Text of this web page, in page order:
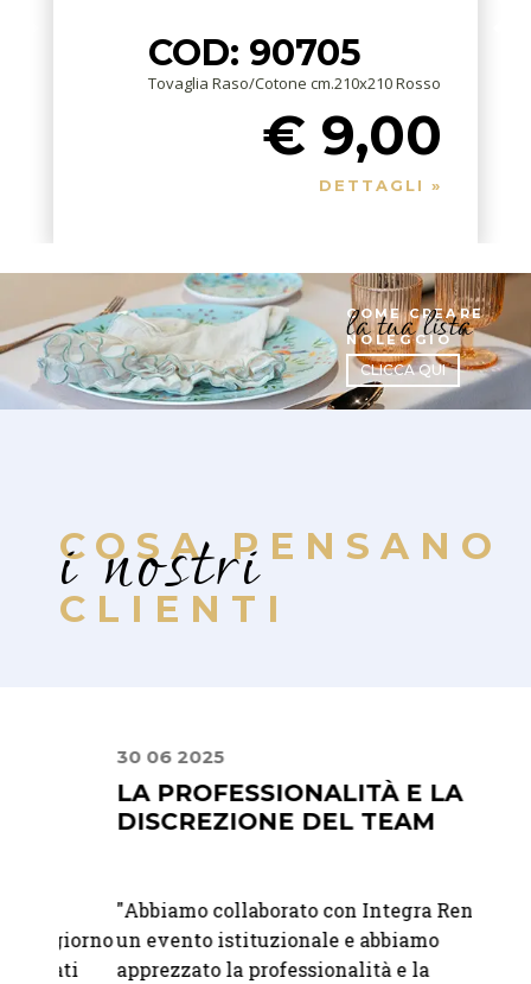
COD: 90705
Tovaglia Raso/Cotone cm.210x210 Rosso
€ 9,00
DETTAGLI »
COME CREARE
la tua lista
NOLEGGIO
CLICCA QUI
COSA PENSANO
i nostri
CLIENTI
30 06 2025
LA PROFESSIONALITÀ E LA
DISCREZIONE DEL TEAM
Abbiamo collaborato con Integra Rent per
un evento istituzionale e abbiamo
apprezzato la professionalità e la